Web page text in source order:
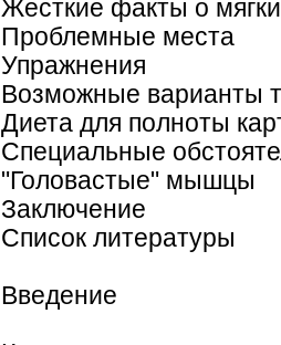
Жесткие факты о
Проблемные места
Упражнения
Возможные варианты
Диета для полноты
Специальные
"Головастые" мышцы
Заключение
Список литературы
Введение